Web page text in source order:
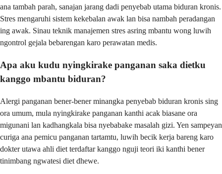
ana tambah parah, sanajan jarang dadi penyebab utama biduran kronis.
Stres mengaruhi sistem kekebalan awak lan bisa nambah peradangan
ing awak. Sinau teknik manajemen stres asring mbantu wong luwih
ngontrol gejala bebarengan karo perawatan medis.
Apa aku kudu nyingkirake panganan saka dietku
kanggo mbantu biduran?
Alergi panganan bener-bener minangka penyebab biduran kronis sing
ora umum, mula nyingkirake panganan kanthi acak biasane ora
migunani lan kadhangkala bisa nyebabake masalah gizi. Yen sampeyan
curiga ana pemicu panganan tartamtu, luwih becik kerja bareng karo
dokter utawa ahli diet terdaftar kanggo nguji teori iki kanthi bener
tinimbang ngwatesi diet dhewe.